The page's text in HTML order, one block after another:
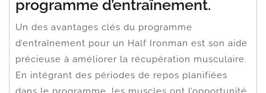
programme d’entraînement.
Un des avantages clés du programme
d’entraînement pour un Half Ironman est son aide
précieuse à améliorer la récupération musculaire.
En intégrant des périodes de repos planifiées